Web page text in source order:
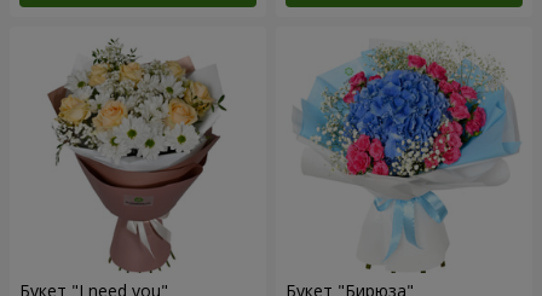
Букет "I need you" Букет "Бирюза"